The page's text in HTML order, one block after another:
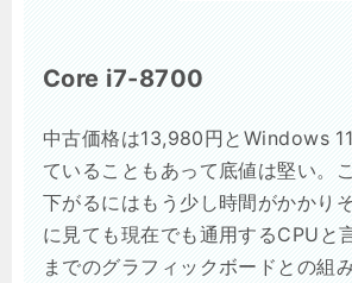
Core i7-8700
中古価格は13,980円とWindows
ていることもあって底値は堅い。
下がるにはもう少し時間がかかり
に見ても現在でも通用するCPUと
までのグラフィックボードとの組